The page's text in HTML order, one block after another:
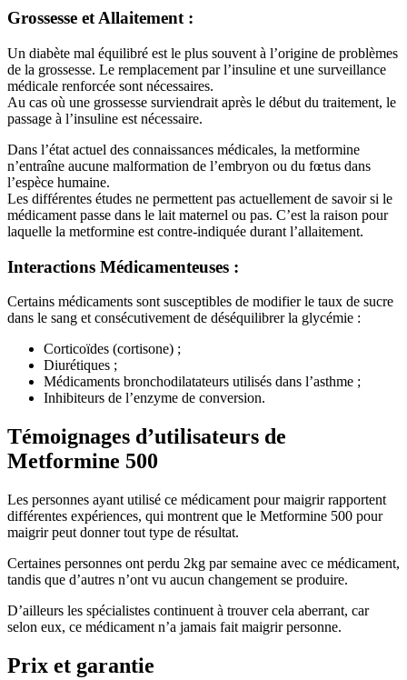
Grossesse et Allaitement :
Un diabète mal équilibré est le plus souvent à l’origine de problèmes
de la grossesse. Le remplacement par l’insuline et une surveillance
médicale renforcée sont nécessaires.
Au cas où une grossesse surviendrait après le début du traitement, le
passage à l’insuline est nécessaire.
Dans l’état actuel des connaissances médicales, la metformine
n’entraîne aucune malformation de l’embryon ou du fœtus dans
l’espèce humaine.
Les différentes études ne permettent pas actuellement de savoir si le
médicament passe dans le lait maternel ou pas. C’est la raison pour
laquelle la metformine est contre-indiquée durant l’allaitement.
Interactions Médicamenteuses :
Certains médicaments sont susceptibles de modifier le taux de sucre
dans le sang et consécutivement de déséquilibrer la glycémie :
Corticoïdes (cortisone) ;
Diurétiques ;
Médicaments bronchodilatateurs utilisés dans l’asthme ;
Inhibiteurs de l’enzyme de conversion.
Témoignages d’utilisateurs de
Metformine 500
Les personnes ayant utilisé ce médicament pour maigrir rapportent
différentes expériences, qui montrent que le Metformine 500 pour
maigrir peut donner tout type de résultat.
Certaines personnes ont perdu 2kg par semaine avec ce médicament,
tandis que d’autres n’ont vu aucun changement se produire.
D’ailleurs les spécialistes continuent à trouver cela aberrant, car
selon eux, ce médicament n’a jamais fait maigrir personne.
Prix et garantie